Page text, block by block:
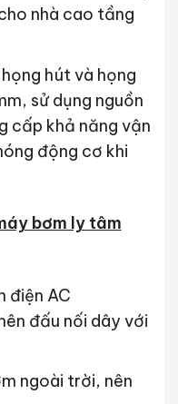
nhà cao tầng
hút và họng
sử dụng nguồn
cấp khả năng vận
động cơ khi
bơm ly tâm
điện AC
đấu nối dây với
ngoài trời, nên